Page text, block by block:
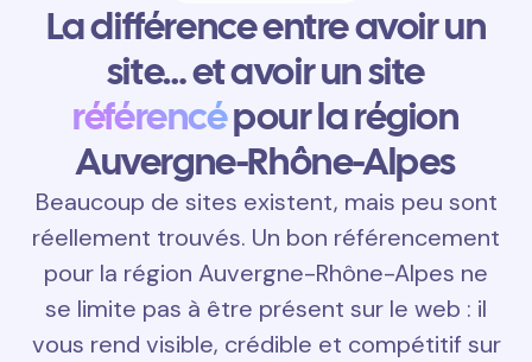
La différence entre avoir un
site… et avoir un site
référencépour la région
Auvergne-Rhône-Alpes
Beaucoup de sites existent, mais peu sont
réellement trouvés. Un bon référencement
pour la région Auvergne-Rhône-Alpes ne
se limite pas à être présent sur le web : il
vous rend visible, crédible et compétitif sur